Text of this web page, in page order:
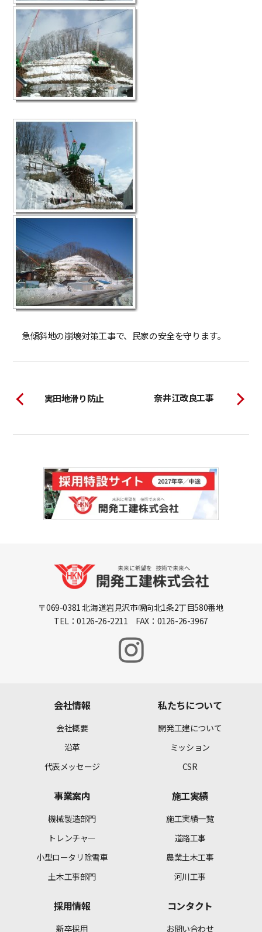
急傾斜地の崩壊対策工事で、民家の安全を守ります。
実田地滑り防止 奈井江改良工事
〒069-0381 北海道岩見沢市幌向北1条2丁目580番地
TEL：0126-26-2211 FAX：0126-26-3967
会社情報
会社概要
沿革
代表メッセージ
私たちについて
開発工建について
ミッション
CSR
事業案内
機械製造部門
トレンチャー
小型ロータリ除雪車
土木工事部門
施工実績
施工実績一覧
道路工事
農業土木工事
河川工事
採用情報
新卒採用
コンタクト
お問い合わせ